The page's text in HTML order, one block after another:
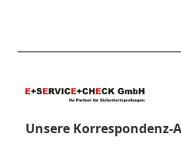
Unsere Korrespondenz-